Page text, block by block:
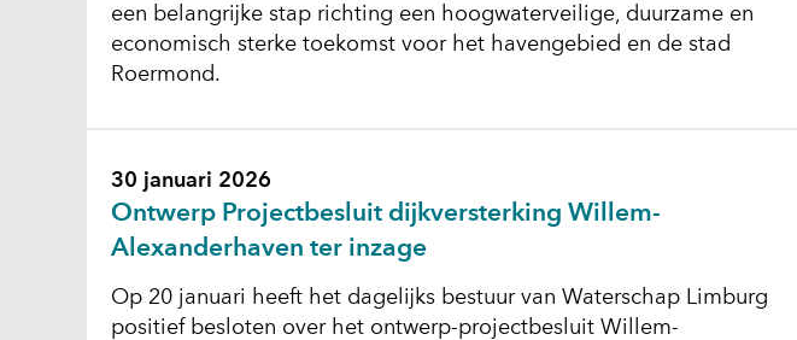
een belangrijke stap richting een hoogwaterveilige, duurzame en
economisch sterke toekomst voor het havengebied en de stad
Roermond.
Ontwerp Projectbesluit dijkversterking Willem-
Alexanderhaven ter inzage
30 januari 2026
Op 20 januari heeft het dagelijks bestuur van Waterschap Limburg
positief besloten over het ontwerp-projectbesluit Willem-